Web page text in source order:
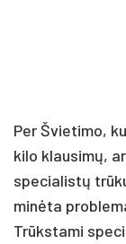
Per Švietimo,
kilo klausimų,
specialistų
minėta
Trūkstami